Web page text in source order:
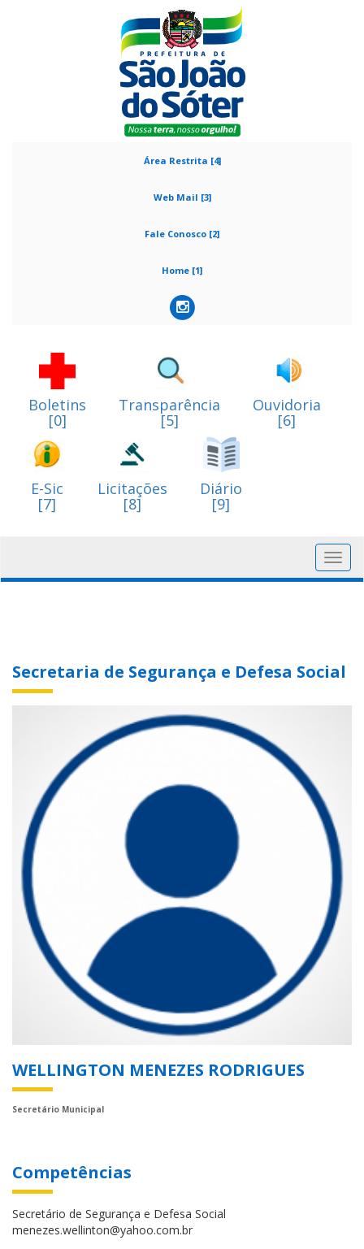
Área Restrita [4]
Web Mail [3]
Fale Conosco [2]
Home [1]
Boletins
[0]
Transparência
[5]
Ouvidoria
[6]
E-Sic
[7]
Licitações
[8]
Diário
[9]
Secretaria de Segurança e Defesa Social
WELLINGTON MENEZES RODRIGUES
Secretário Municipal
Competências
Secretário de Segurança e Defesa Social
menezes.wellinton@yahoo.com.br